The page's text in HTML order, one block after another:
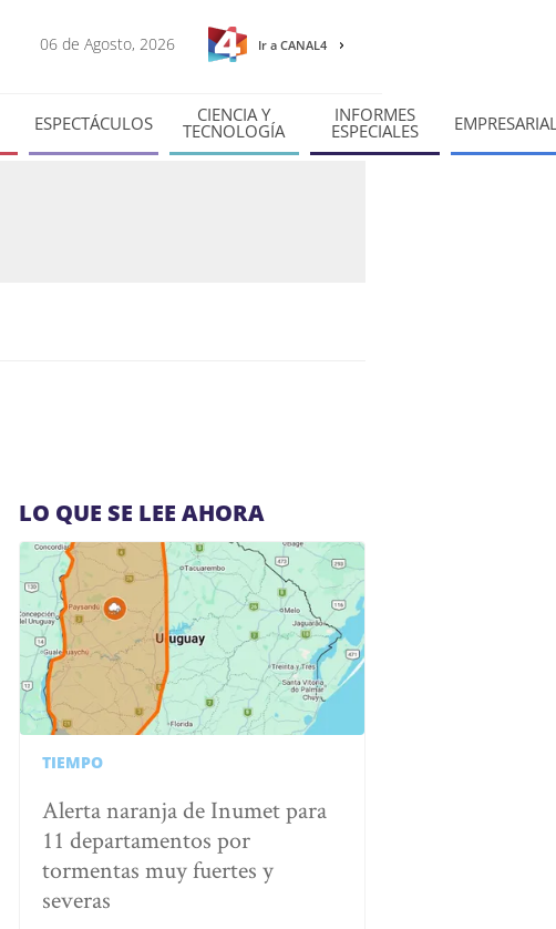
06 de Agosto, 2026 Ir a CANAL4
ESPECTÁCULOS CIENCIA Y
TECNOLOGÍA
INFORMES
ESPECIALES
LO QUE SE LEE AHORA
TIEMPO
Alerta naranja de Inumet para
11 departamentos por
tormentas muy fuertes y
severas